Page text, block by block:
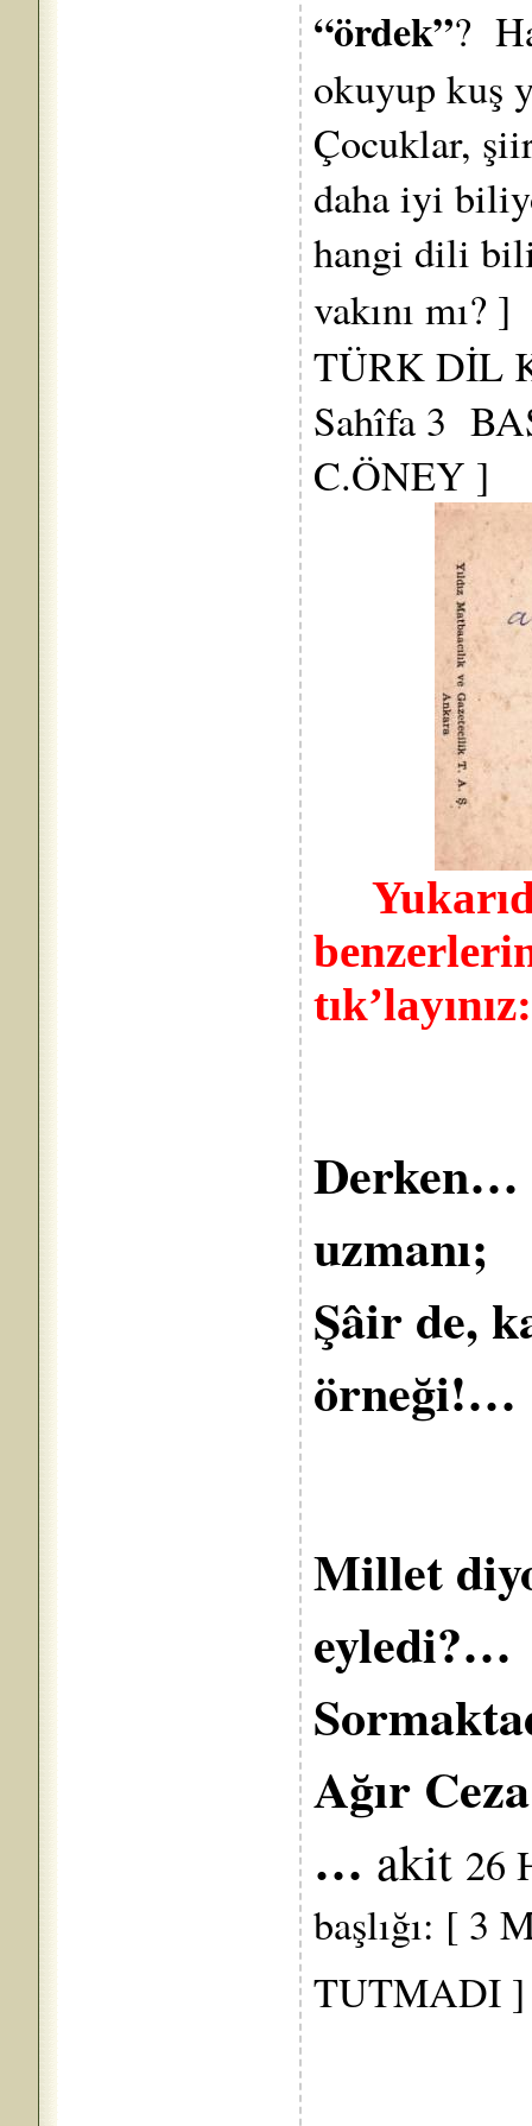
“ördek”?
okuyup kuş
Çocuklar,
daha iyi
hangi dili
vakını
TÜRK DİL
Sahîfa 3
C.ÖNEY ]
Derken…
uzmanı;
Şâir de,
Millet
eyledi?…
Ağır
… akit 26
başlığı: [ 3
TUTMADI ]